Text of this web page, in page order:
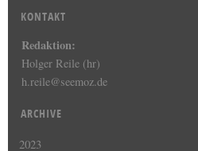
KONTAKT
Redaktion:
Holger Reile (hr)
h.reile@seemoz.de
ARCHIVE
2023